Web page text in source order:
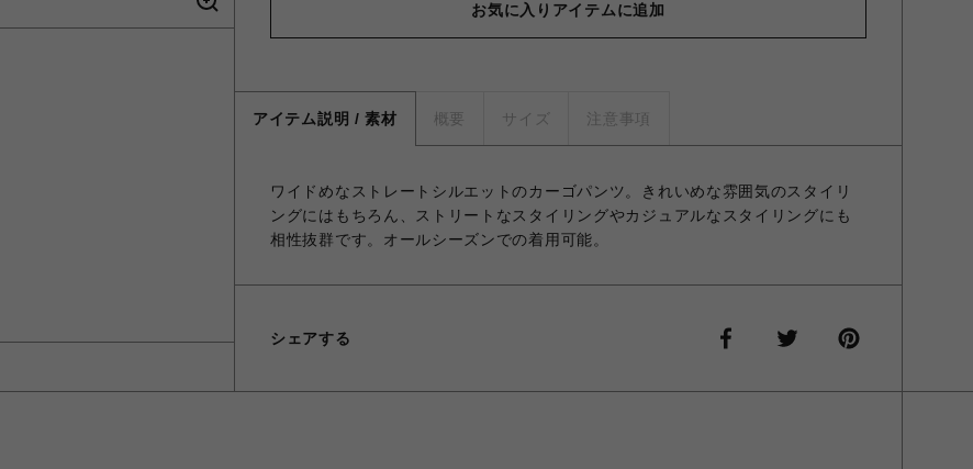
お気に入りアイテムに追加
アイテム説明 / 素材 概要 サイズ 注意事項
ワイドめなストレートシルエットのカーゴパンツ。きれいめな雰囲気のスタイリ
ングにはもちろん、ストリートなスタイリングやカジュアルなスタイリングにも
相性抜群です。オールシーズンでの着用可能。
シェアする